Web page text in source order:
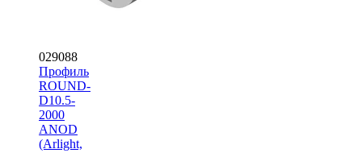
029088
Профиль
ROUND-
D10.5-
2000
ANOD
(Arlight,